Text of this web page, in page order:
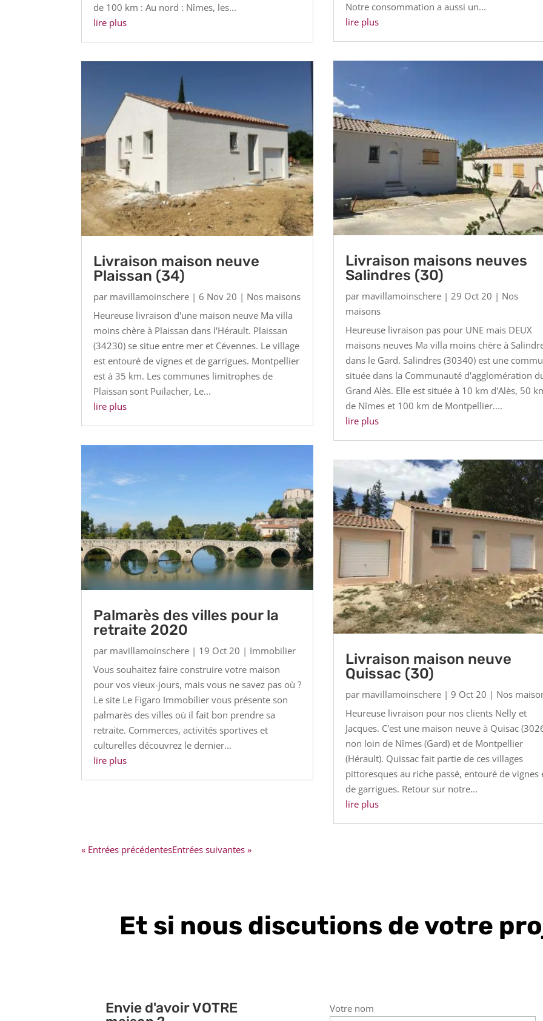
de 100 km : Au nord : Nîmes, les...
lire plus
Livraison maison neuve
Plaissan (34)
par mavillamoinschere | 6 Nov 20 | Nos maisons
Heureuse livraison d'une maison neuve Ma villa
moins chère à Plaissan dans l'Hérault. Plaissan
(34230) se situe entre mer et Cévennes. Le village
est entouré de vignes et de garrigues. Montpellier
est à 35 km. Les communes limitrophes de
Plaissan sont Puilacher, Le...
lire plus
Palmarès des villes pour la
retraite 2020
par mavillamoinschere | 19 Oct 20 | Immobilier
Vous souhaitez faire construire votre maison
pour vos vieux-jours, mais vous ne savez pas où ?
Le site Le Figaro Immobilier vous présente son
palmarès des villes où il fait bon prendre sa
retraite. Commerces, activités sportives et
culturelles découvrez le dernier...
lire plus
Notre consommation a aussi un...
lire plus
Livraison maisons neuves
Salindres (30)
par mavillamoinschere| 29 Oct 20 | Nos
maisons
Heureuse livraison pas pour UNE mais DEUX
maisons neuves Ma villa moins chère à
dans le Gard. Salindres (30340) est une
située dans la Communauté d'agglomération
Grand Alès. Elle est située à 10 km d'Alès, 50
de Nîmes et 100 km de Montpellier....
lire plus
Livraison maison neuve
Quissac (30)
par mavillamoinschere| 9 Oct 20 | Nos
Heureuse livraison pour nos clients Nelly et
Jacques. C'est une maison neuve à Quisac
non loin de Nîmes (Gard) et de Montpellier
(Hérault). Quissac fait partie de ces villages
pittoresques au riche passé, entouré de vignes
de garrigues. Retour sur notre...
lire plus
« Entrées précédentesEntrées suivantes »
Et si nous discutions de votre
Envie d'avoir VOTRE
Votre nom